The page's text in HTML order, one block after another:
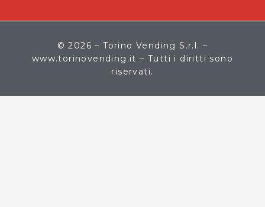
k
n
a
m
© 2026 – Torino Vending S.r.l. –
www.torinovending.it – Tutti i diritti sono
riservati.